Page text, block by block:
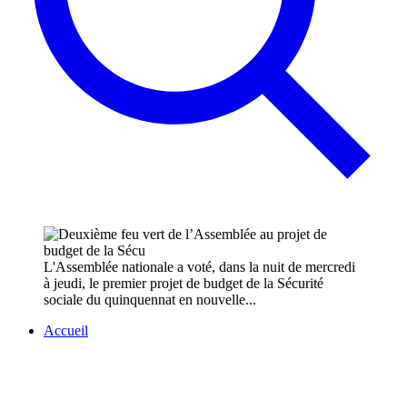
L'Assemblée nationale a voté, dans la nuit de mercredi
à jeudi, le premier projet de budget de la Sécurité
sociale du quinquennat en nouvelle...
Accueil